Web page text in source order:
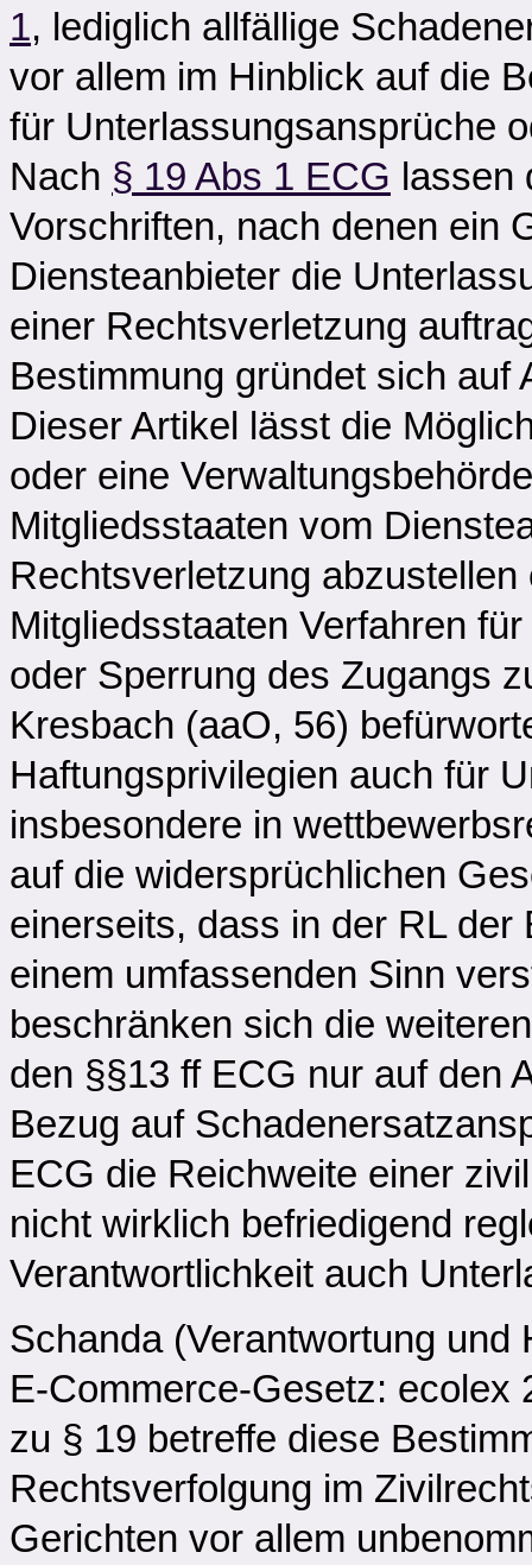
1, lediglich allfällige
vor allem im Hinblick auf die
für Unterlassungsansprüche
Nach § 19 Abs 1 ECG lassen
Vorschriften, nach denen ein
Diensteanbieter die
einer Rechtsverletzung
Bestimmung gründet sich auf
Dieser Artikel lässt die
oder eine
Mitgliedsstaaten vom
Rechtsverletzung
Mitgliedsstaaten Verfahren
oder Sperrung des Zugangs
Kresbach (aaO, 56)
Haftungsprivilegien auch für
insbesondere in
auf die widersprüchlichen
einerseits, dass in der RL
einem umfassenden Sinn
beschränken sich die
den §§13 ff ECG nur auf den
Bezug auf
ECG die Reichweite einer
nicht wirklich befriedigend
Verantwortlichkeit auch
Schanda (Verantwortung und
E-Commerce-Gesetz: ecolex
zu § 19 betreffe diese
Rechtsverfolgung im
Gerichten vor allem